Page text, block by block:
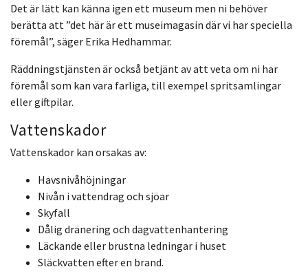
Det är lätt kan känna igen ett museum men ni behöver
berätta att ”det här är ett museimagasin där vi har speciella
föremål”, säger Erika Hedhammar.
Räddningstjänsten är också betjänt av att veta om ni har
föremål som kan vara farliga, till exempel spritsamlingar
eller giftpilar.
Vattenskador
Vattenskador kan orsakas av:
Havsnivåhöjningar
Nivån i vattendrag och sjöar
Skyfall
Dålig dränering och dagvattenhantering
Läckande eller brustna ledningar i huset
Släckvatten efter en brand.